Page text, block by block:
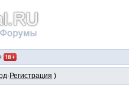
· Регистрация )